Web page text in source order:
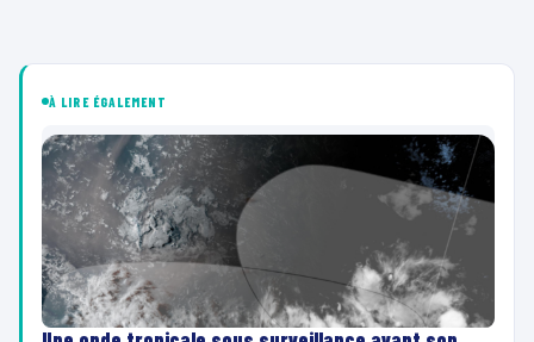
À LIRE ÉGALEMENT